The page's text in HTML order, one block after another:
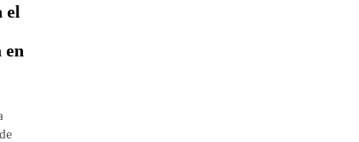
el
en